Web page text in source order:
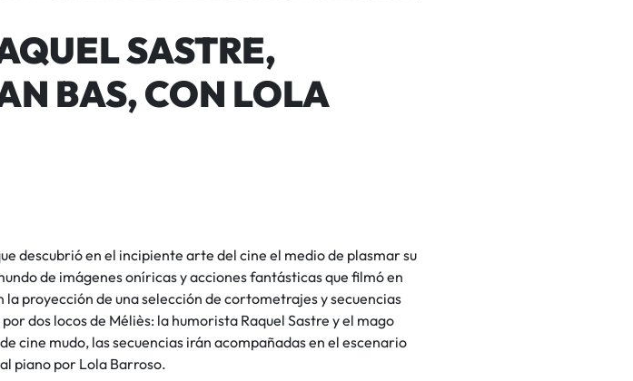
SASTRE,
BAS, CON LOLA
descubrió en el incipiente arte del cine el medio de plasmar su
de imágenes oníricas y acciones fantásticas que filmó en
proyección de una selección de cortometrajes y secuencias
dos locos de Méliès: la humorista Raquel Sastre y el mago
cine mudo, las secuencias irán acompañadas en el escenario
piano por Lola Barroso.